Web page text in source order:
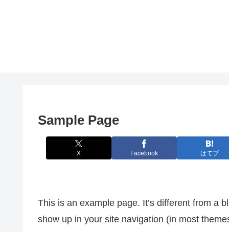
Sample Page
X Facebook はてブ
This is an example page. It’s different from a
show up in your site navigation (in most